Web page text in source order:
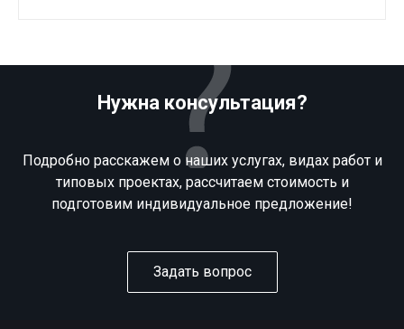
Нужна консультация?
Подробно расскажем о наших услугах, видах работ и
типовых проектах, рассчитаем стоимость и
подготовим индивидуальное предложение!
Задать вопрос